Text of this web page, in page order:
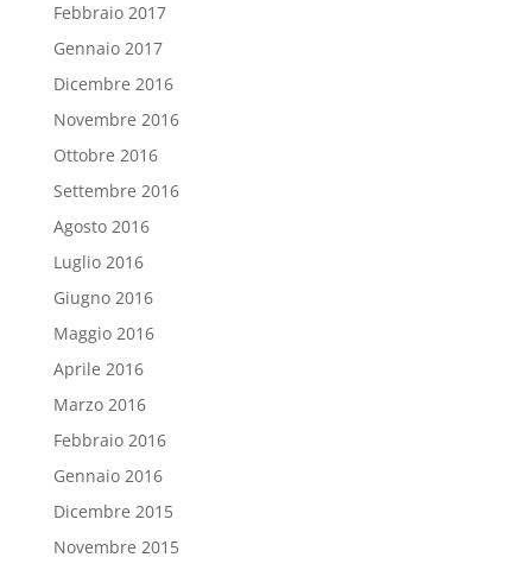
Febbraio 2017
Gennaio 2017
Dicembre 2016
Novembre 2016
Ottobre 2016
Settembre 2016
Agosto 2016
Luglio 2016
Giugno 2016
Maggio 2016
Aprile 2016
Marzo 2016
Febbraio 2016
Gennaio 2016
Dicembre 2015
Novembre 2015